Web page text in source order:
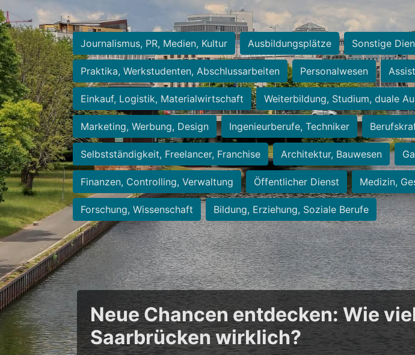
Journalismus, PR, Medien, Kultur Ausbildungsplätze Sonstige
Praktika, Werkstudenten, Abschlussarbeiten Personalwesen
Einkauf, Logistik, Materialwirtschaft Weiterbildung, Studium, duale
Marketing, Werbung, Design Ingenieurberufe, Techniker
Selbstständigkeit, Freelancer, Franchise Architektur, Bauwesen
Finanzen, Controlling, Verwaltung Öffentlicher Dienst Medizin,
Forschung, Wissenschaft Bildung, Erziehung, Soziale Berufe
Neue Chancen entdecken: Wie
Saarbrücken wirklich?